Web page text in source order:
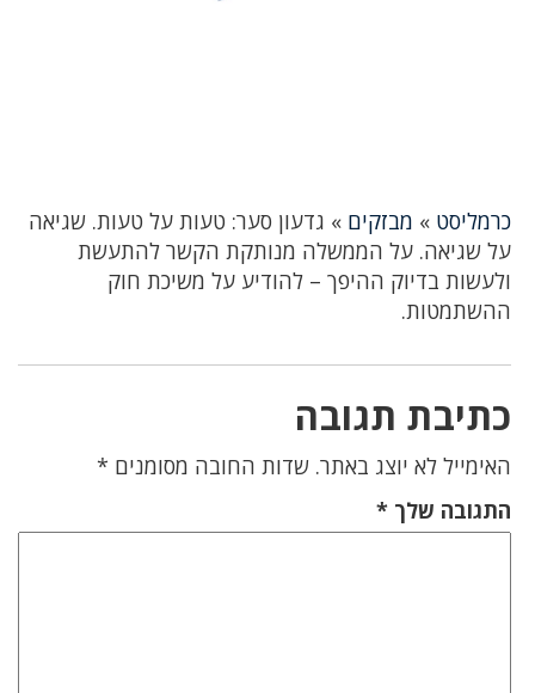
כרמליסט » מבזקים » גדעון סער: טעות על טעות. שגיאה
על שגיאה. על הממשלה מנותקת הקשר להתעשת
ולעשות בדיוק ההיפך – להודיע על משיכת חוק
ההשתמטות.
כתיבת תגובה
האימייל לא יוצג באתר. שדות החובה מסומנים *
התגובה שלך *